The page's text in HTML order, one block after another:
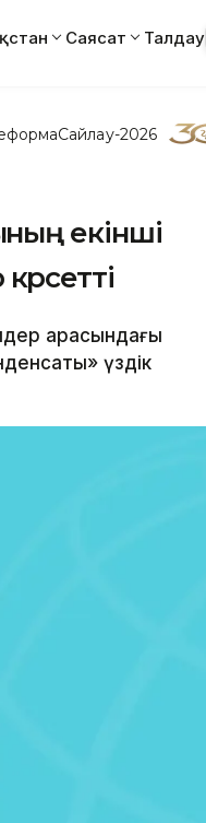
Саясат Талдау
Сайлау-2026
екінші
арасындағы
үздік